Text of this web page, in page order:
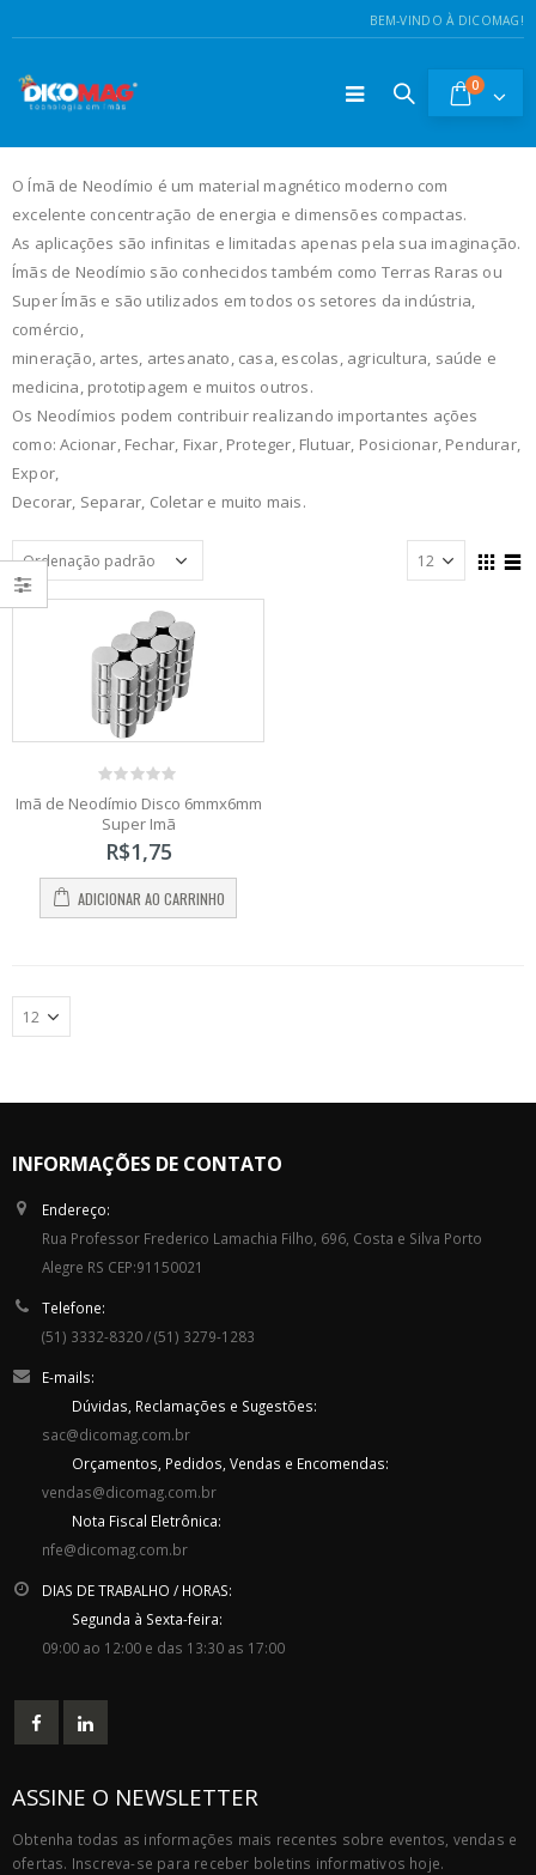
BEM-VINDO À DICOMAG!
0
O Ímã de Neodímio é um material magnético moderno com
excelente concentração de energia e dimensões compactas.
As aplicações são infinitas e limitadas apenas pela sua imaginação.
Ímãs de Neodímio são conhecidos também como Terras Raras ou
Super Ímãs e são utilizados em todos os setores da indústria,
comércio,
mineração, artes, artesanato, casa, escolas, agricultura, saúde e
medicina, prototipagem e muitos outros.
Os Neodímios podem contribuir realizando importantes ações
como: Acionar, Fechar, Fixar, Proteger, Flutuar, Posicionar, Pendurar,
Expor,
Decorar, Separar, Coletar e muito mais.
0
out
of
5
Imã de Neodímio Disco 6mmx6mm
Super Imã
R$1,75
ADICIONAR AO CARRINHO
INFORMAÇÕES DE CONTATO
Endereço:
Rua Professor Frederico Lamachia Filho, 696, Costa e Silva Porto
Alegre RS CEP:91150021
Telefone:
(51) 3332-8320 / (51) 3279-1283
E-mails:
Dúvidas, Reclamações e Sugestões:
sac@dicomag.com.br
Orçamentos, Pedidos, Vendas e Encomendas:
vendas@dicomag.com.br
Nota Fiscal Eletrônica:
nfe@dicomag.com.br
DIAS DE TRABALHO / HORAS:
Segunda à Sexta-feira:
09:00 ao 12:00 e das 13:30 as 17:00
ASSINE O NEWSLETTER
Obtenha todas as informações mais recentes sobre eventos, vendas e
ofertas. Inscreva-se para receber boletins informativos hoje.